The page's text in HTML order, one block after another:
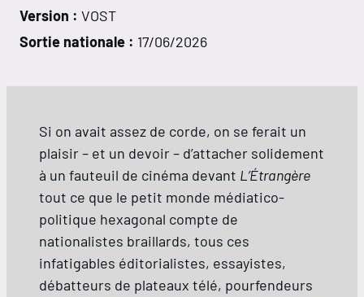
Version : VOST
Sortie nationale : 17/06/2026
Si on avait assez de corde, on se ferait un
plaisir – et un devoir – d’attacher solidement
à un fauteuil de cinéma devant L’Étrangère
tout ce que le petit monde médiatico-
politique hexagonal compte de
nationalistes braillards, tous ces
infatigables éditorialistes, essayistes,
débatteurs de plateaux télé, pourfendeurs